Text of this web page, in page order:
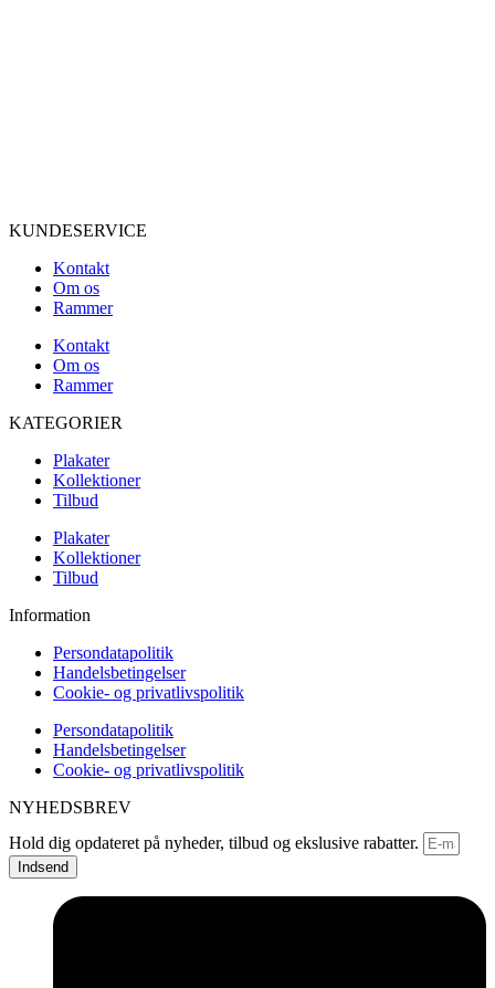
KUNDESERVICE
Kontakt
Om os
Rammer
Kontakt
Om os
Rammer
KATEGORIER
Plakater
Kollektioner
Tilbud
Plakater
Kollektioner
Tilbud
Information
Persondatapolitik
Handelsbetingelser
Cookie- og privatlivspolitik
Persondatapolitik
Handelsbetingelser
Cookie- og privatlivspolitik
NYHEDSBREV
Hold dig opdateret på nyheder, tilbud og ekslusive rabatter.
Indsend